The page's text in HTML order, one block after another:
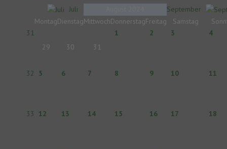
Juli
September
MontagDienstagMittwochDonnerstagFreitag Samstag
31
29
30 31
1 2 3 4
32 5 6 7 8 9 10 11
33 12 13 14 15 16 17 18